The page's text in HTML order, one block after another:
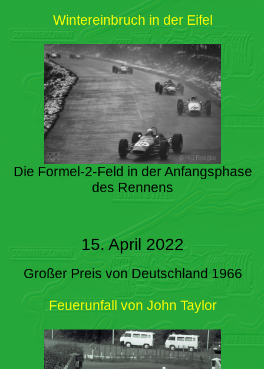
Wintereinbruch in der Eifel
Die Formel-2-Feld in der Anfangsphase
des Rennens
15. April 2022
Großer Preis von Deutschland 1966
Feuerunfall von John Taylor